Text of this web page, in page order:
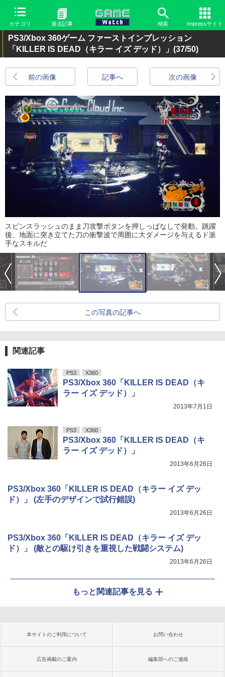
カテゴリ 過去記事 検索 Impressサイト
PS3/Xbox 360ゲーム ファーストインプレッション
「KILLER IS DEAD（キラー イズ デッド）」 (37/50)
前の画像 次の画像
記事へ
スピンスラッシュのまま刀攻撃ボタンを押しっぱなしで発動。跳躍
後、地面に突き立てた刀の衝撃波で周囲に大ダメージを与えるド派
手なスキルだ
この写真の記事へ
関連記事
PS3 X360
PS3/Xbox 360「KILLER IS DEAD（キ
ラー イズ デッド）」
2013年7月1日
PS3 X360
PS3/Xbox 360「KILLER IS DEAD（キ
ラー イズ デッド）」
2013年6月26日
PS3/Xbox 360「KILLER IS DEAD（キラー イズ デッ
ド）」 (左手のデザインで試行錯誤)
2013年6月26日
PS3/Xbox 360「KILLER IS DEAD（キラー イズ デッ
ド）」 (敵との駆け引きを重視した戦闘システム)
2013年6月26日
もっと関連記事を見る
本サイトのご利用について お問い合わせ
広告掲載のご案内 編集部へのご連絡